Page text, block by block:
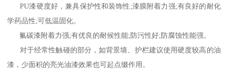
PU漆硬度好，兼具保护性和装饰性;漆膜附着力强;有良好的耐化
学药品性;可低温固化。
氟碳漆附着力强;有优良的耐候性能;防污性好;防腐蚀性能强。
对于经常性触碰的部分，如背景墙、护栏建议使用硬度较高的油
漆，少面积的亮光油漆效果也可起点缀作用。